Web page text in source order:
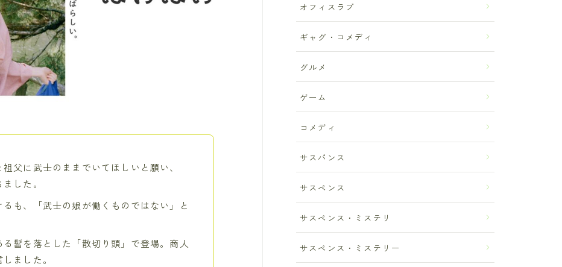
父に武士のままでいてほしいと願い、
した。
も、「武士の娘が働くものではない」と
髷を落とした「散切り頭」で登場。商人
ました。
オフィスラブ
ギャグ・コメディ
グルメ
ゲーム
コメディ
サスパンス
サスペンス
サスペンス・ミステリ
サスペンス・ミステリー